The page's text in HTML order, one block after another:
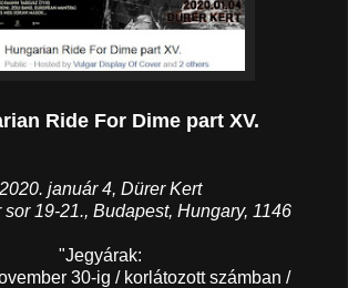
Ride For Dime part XV.
2020. január 4, Dürer Kert
19-21., Budapest, Hungary, 1146
"Jegyárak:
30-ig / korlátozott számban /